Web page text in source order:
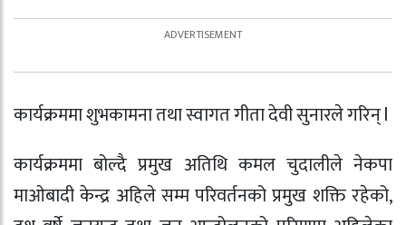
कार्यक्रममा शुभकामना तथा स्वागत गीता देवी सुनारले गरिन् l
कार्यक्रममा बोल्दै प्रमुख अतिथि कमल चुदालीले नेकपा
माओबादी केन्द्र अहिले सम्म परिवर्तनको प्रमुख शक्ति रहेको,